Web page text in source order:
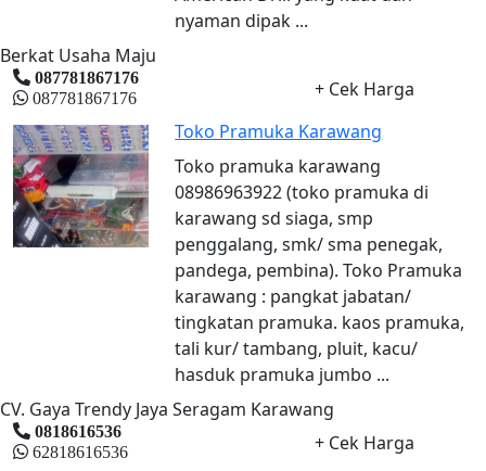
nyaman dipak ...
Berkat Usaha Maju
087781867176
087781867176
+ Cek Harga
Toko Pramuka Karawang
Toko pramuka karawang
08986963922 (toko pramuka di
karawang sd siaga, smp
penggalang, smk/ sma penegak,
pandega, pembina). Toko Pramuka
karawang : pangkat jabatan/
tingkatan pramuka. kaos pramuka,
tali kur/ tambang, pluit, kacu/
hasduk pramuka jumbo ...
CV. Gaya Trendy Jaya Seragam Karawang
0818616536
62818616536
+ Cek Harga